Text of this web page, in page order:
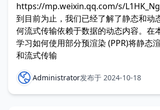
https://mp.weixin.qq.com/s/
到目前为止，我们已经了解了静态和动
何流式传输依赖于数据的动态内容。在
学习如何使用部分预渲染 (PPR)将静态
和流式传输
Administrator发布于 2024-10-18